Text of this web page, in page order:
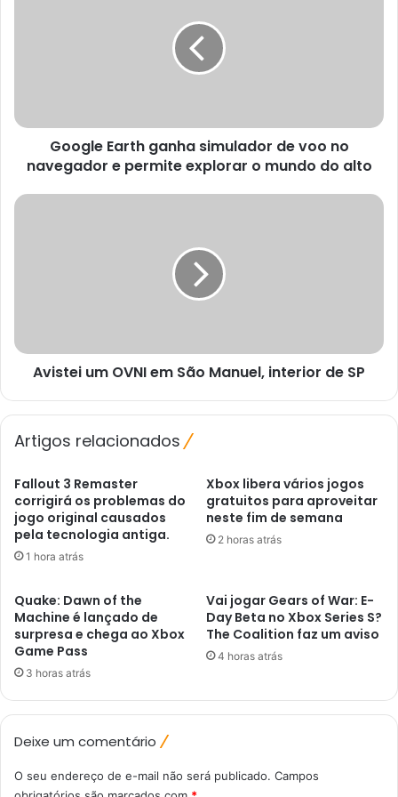
e
permite
explorar
mundo
Google Earth ganha simulador de voo no
navegador e permite explorar o mundo do alto
Avistei
SP
Avistei um OVNI em São Manuel, interior de SP
Artigos relacionados
Fallout 3 Remaster
corrigirá os problemas do
jogo original causados ​​
pela tecnologia antiga.
1 hora atrás
Xbox libera vários jogos
gratuitos para aproveitar
neste fim de semana
2 horas atrás
Quake: Dawn of the
Machine é lançado de
surpresa e chega ao Xbox
Game Pass
3 horas atrás
Vai jogar Gears of War: E-
Day Beta no Xbox Series S?
The Coalition faz um aviso
4 horas atrás
Deixe um comentário
O seu endereço de e-mail não será publicado. Campos